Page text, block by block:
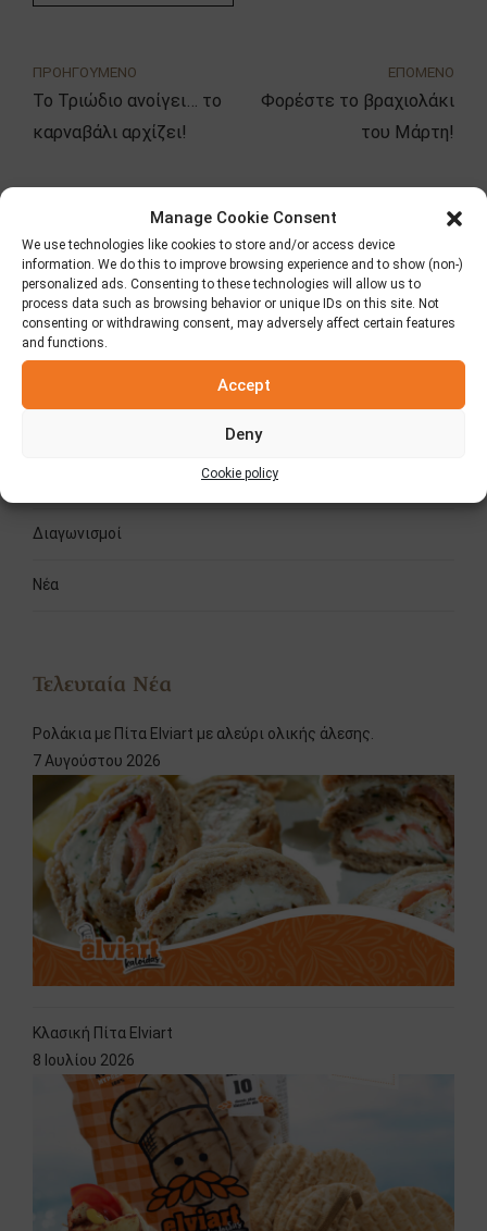
Manage Cookie Consent
We use technologies like cookies to store and/or access device
information. We do this to improve browsing experience and to show (non-)
personalized ads. Consenting to these technologies will allow us to
process data such as browsing behavior or unique IDs on this site. Not
consenting or withdrawing consent, may adversely affect certain features
and functions.
Accept
Deny
Cookie policy
ΠΡΟΗΓΟΥΜΕΝΟ
Το Τριώδιο ανοίγει… το
καρναβάλι αρχίζει!
ΕΠΟΜΕΝΟ
Φορέστε το βραχιολάκι
του Μάρτη!
Διαγωνισμοί
Νέα
Τελευταία Νέα
Ρολάκια με Πίτα Elviart με αλεύρι ολικής άλεσης.
7 Αυγούστου 2026
Κλασική Πίτα Elviart
8 Ιουλίου 2026